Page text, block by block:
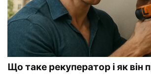
Що таке рекуператор і як він